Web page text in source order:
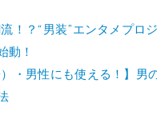
！？“男装”エンタメプロ
動！
）・男性にも使える！】男